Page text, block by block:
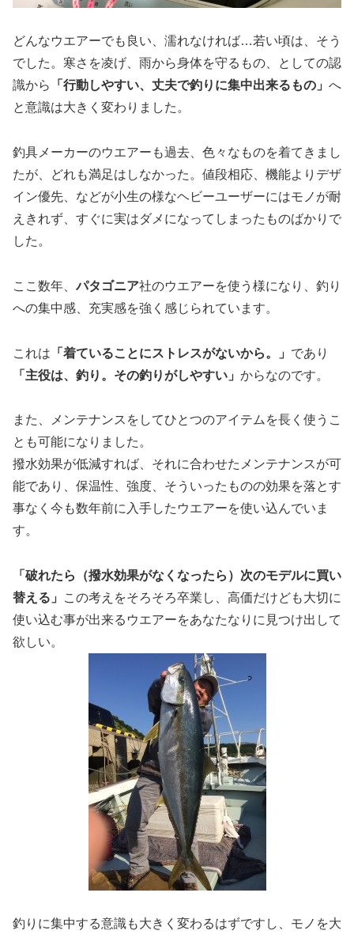
どんなウエアーでも良い、濡れなければ…若い頃は、そう
でした。寒さを凌げ、雨から身体を守るもの、としての認
識から
「行動しやすい、丈夫で釣りに集中出来るもの」 へ
と意識は大きく変わりました。
釣具メーカーのウエアーも過去、色々なものを着てきまし
たが、どれも満足はしなかった。値段相応、機能よりデザ
イン優先、などが小生の様なヘビーユーザーにはモノが耐
えきれず、すぐに実はダメになってしまったものばかりで
した。
ここ数年、パタゴニア社のウエアーを使う様になり、釣り
への集中感、充実感を強く感じられています。
これは 「着ていることにストレスがないから。」 であり
「主役は、釣り。その釣りがしやすい」 からなのです。
また、メンテナンスをしてひとつのアイテムを長く使うこ
とも可能になりました。
撥水効果が低減すれば、それに合わせたメンテナンスが可
能であり、保温性、強度、そういったものの効果を落とす
事なく今も数年前に入手したウエアーを使い込んでいま
す。
「破れたら（撥水効果がなくなったら）次のモデルに買い
替える」
この考えをそろそろ卒業し、高価だけども大切に
使い込む事が出来るウエアーをあなたなりに見つけ出して
欲しい。
釣りに集中する意識も大きく変わるはずですし、モノを大